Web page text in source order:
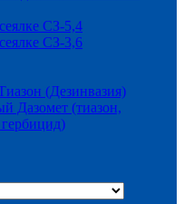
СЗ-5,4
СЗ-3,6
(Дезинвазия)
Дазомет (тиазон,